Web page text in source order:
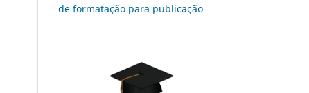
de formatação para publicação